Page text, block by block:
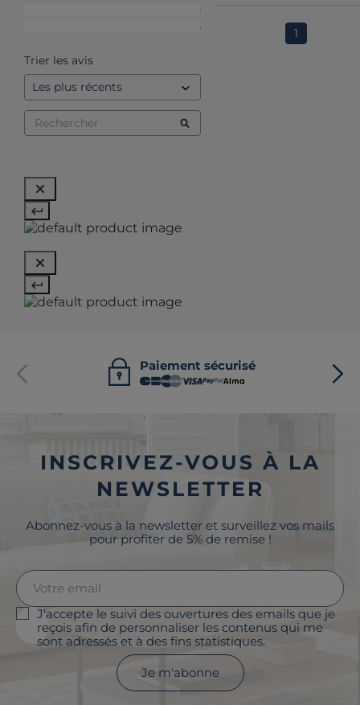
0
0
Trier les avis
1
Paiement sécurisé
INSCRIVEZ-VOUS À LA
NEWSLETTER
Abonnez-vous à la newsletter et surveillez vos mails
pour profiter de 5% de remise !
J'accepte le suivi des ouvertures des emails que je
reçois afin de personnaliser les contenus qui me
sont adressés et à des fins statistiques.
Je m'abonne